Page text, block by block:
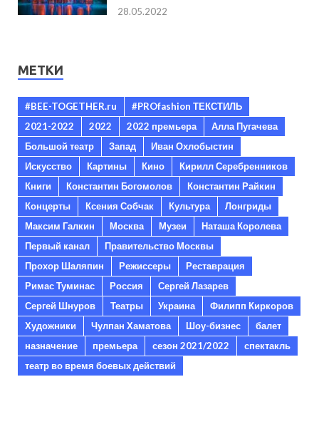
28.05.2022
МЕТКИ
#BEE-TOGETHER.ru
#PROfashion ТЕКСТИЛЬ
2021-2022
2022 2022 премьера
Алла Пугачева
Большой театр
Запад
Иван Охлобыстин
Искусство
Картины Кино
Кирилл Серебренников
Книги
Константин Богомолов
Константин Райкин
Концерты
Ксения Собчак Культура
Лонгриды
Максим Галкин
Москва Музеи
Наташа Королева
Первый канал
Правительство Москвы
Прохор Шаляпин
Режиссеры
Реставрация
Римас Туминас
Россия
Сергей Лазарев
Сергей Шнуров
Театры Украина
Филипп Киркоров
Художники
Чулпан Хаматова Шоу-бизнес
балет
назначение
премьера сезон 2021/2022
спектакль
театр во время боевых действий